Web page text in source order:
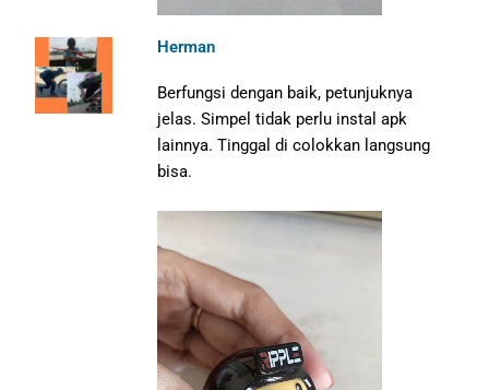
Herman
Berfungsi dengan baik, petunjuknya
jelas. Simpel tidak perlu instal apk
lainnya. Tinggal di colokkan langsung
bisa.